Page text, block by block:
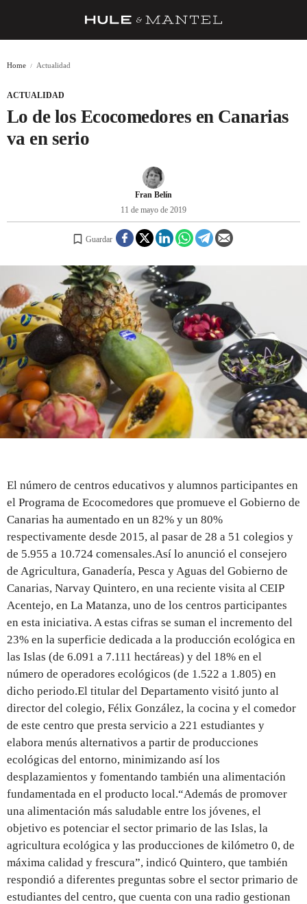
BARRAS Y ESTRELLAS
MENÚ DEL DÍA
A CUCHILLO
REGISTRO
INICIAR SESIÓN
Home Actualidad
ACTUALIDAD
Lo de los Ecocomedores en Canarias
va en serio
Fran Belín
11 de mayo de 2019
Guardar
El número de centros educativos y alumnos participantes en
el Programa de Ecocomedores que promueve el Gobierno de
Canarias ha aumentado en un 82% y un 80%
respectivamente desde 2015, al pasar de 28 a 51 colegios y
de 5.955 a 10.724 comensales.Así lo anunció el consejero
de Agricultura, Ganadería, Pesca y Aguas del Gobierno de
Canarias, Narvay Quintero, en una reciente visita al CEIP
Acentejo, en La Matanza, uno de los centros participantes
en esta iniciativa. A estas cifras se suman el incremento del
23% en la superficie dedicada a la producción ecológica en
las Islas (de 6.091 a 7.111 hectáreas) y del 18% en el
número de operadores ecológicos (de 1.522 a 1.805) en
dicho periodo.El titular del Departamento visitó junto al
director del colegio, Félix González, la cocina y el comedor
de este centro que presta servicio a 221 estudiantes y
elabora menús alternativos a partir de producciones
ecológicas del entorno, minimizando así los
desplazamientos y fomentando también una alimentación
fundamentada en el producto local.“Además de promover
una alimentación más saludable entre los jóvenes, el
objetivo es potenciar el sector primario de las Islas, la
agricultura ecológica y las producciones de kilómetro 0, de
máxima calidad y frescura”, indicó Quintero, que también
respondió a diferentes preguntas sobre el sector primario de
estudiantes del centro, que cuenta con una radio gestionan